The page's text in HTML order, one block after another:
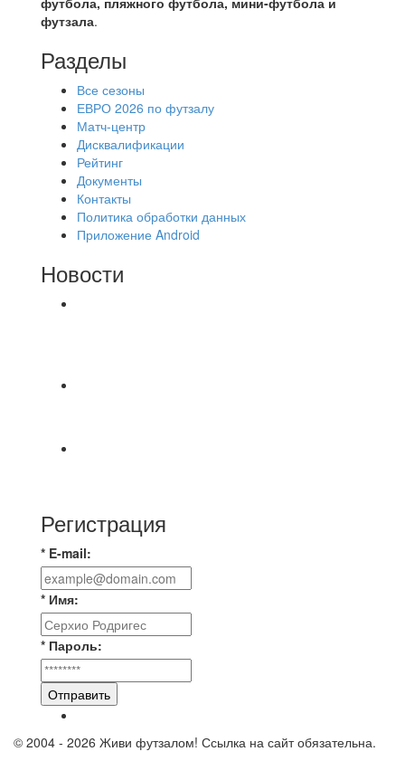
футзала.
Разделы
Все сезоны
ЕВРО 2026 по футзалу
Матч-центр
Дисквалификации
Рейтинг
Документы
Контакты
Политика обработки данных
Приложение Android
Новости
Регистрация
* E-mail:
* Имя:
* Пароль:
Отправить
© 2004 - 2026 Живи футзалом! Ссылка на сайт обязательна.